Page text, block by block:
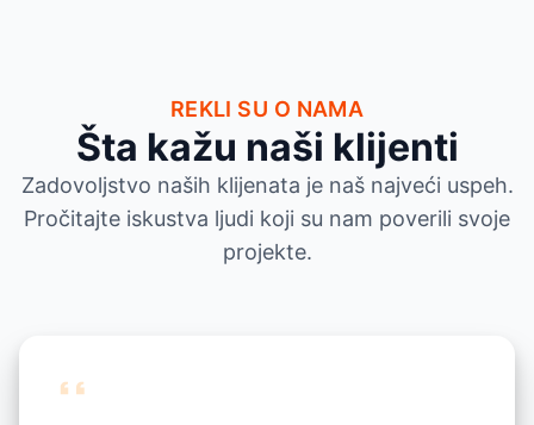
REKLI SU O NAMA
Šta kažu naši klijenti
Zadovoljstvo naših klijenata je naš najveći uspeh.
Pročitajte iskustva ljudi koji su nam poverili svoje
projekte.